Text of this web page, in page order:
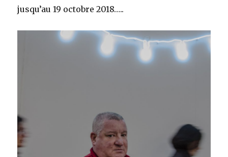
jusqu’au 19 octobre 2018…..